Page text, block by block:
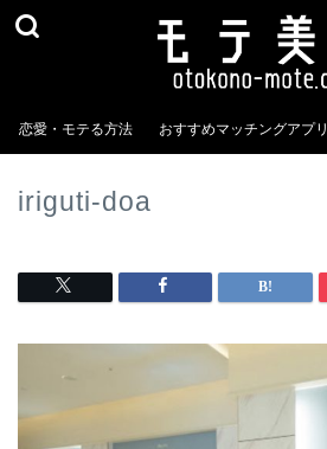
恋愛・モテる方法 おすすめマッチングアプリ
iriguti-doa